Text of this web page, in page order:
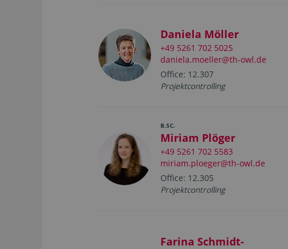
Daniela Möller
+49 5261 702 5025
daniela.moeller@th-owl.de
Office: 12.307
Projektcontrolling
B.SC.
Miriam Plöger
+49 5261 702 5583
miriam.ploeger@th-owl.de
Office: 12.305
Projektcontrolling
Farina Schmidt-